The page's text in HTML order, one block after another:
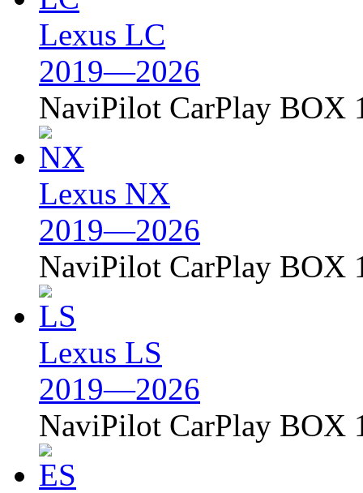
Lexus LC
2019—2026
NaviPilot CarPlay BOX
Lexus NX
2019—2026
NaviPilot CarPlay BOX
Lexus LS
2019—2026
NaviPilot CarPlay BOX